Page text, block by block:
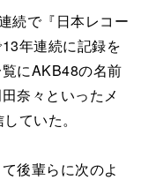
続で『日本レコー
年連続に記録を
にAKB48の名前
奈々といったメ
ていた。
後輩らに次のよ